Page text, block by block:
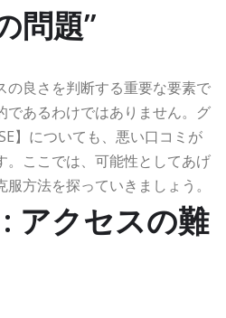
問題”
の良さを判断する重要な要素で
であるわけではありません。グ
】についても、悪い口コミが
。ここでは、可能性としてあげ
方法を探っていきましょう。
アクセスの難